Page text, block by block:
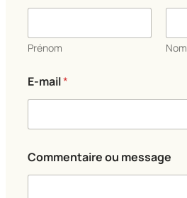
Prénom Nom
E-mail*
o
m
Commentaire ou message